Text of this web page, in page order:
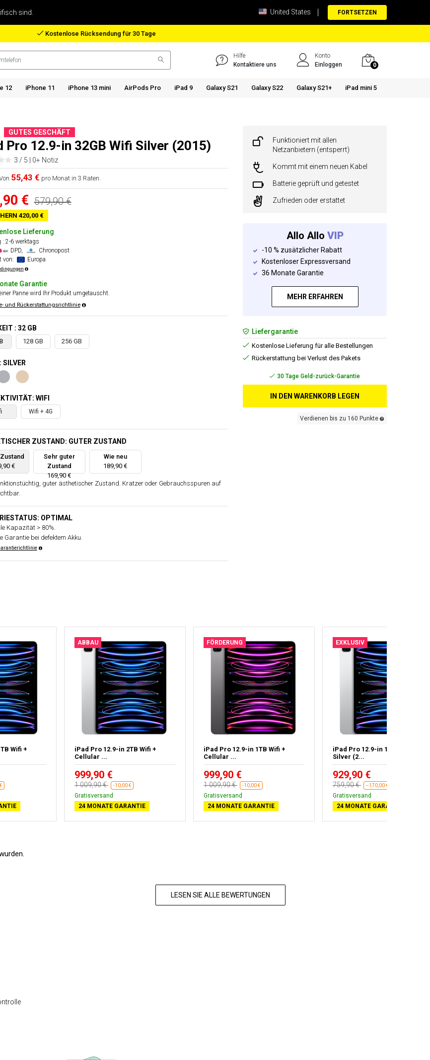
sind. United States FORTSETZEN
Rückerstattung bei verlorenem Paket
Hilfe
Kontaktiere uns
Konto
Einloggen
0
12 iPhone 11 iPhone 13 mini AirPods Pro iPad 9 Galaxy S21 Galaxy S22 Galaxy S21+ iPad mini 5
GUTES GESCHÄFT
Pro 12.9-in 32GB Wifi Silver (2015)
3 / 5 | 0+ Notiz
55,43 € pro Monat in 3 Raten.
€ 579,90 €
420,00 €
Lieferung
: 2-6 werktags
DPD,
Chronopost
von:
Europa
Garantie
Panne wird Ihr Produkt umgetauscht.
und Rückerstattungsrichtlinie
: 32 GB
128 GB 256 GB
SILVER
WIFI
Wifi + 4G
ZUSTAND: GUTER ZUSTAND
€
Sehr guter
Zustand
169,90 €
Wie neu
189,90 €
guter ästhetischer Zustand. Kratzer oder Gebrauchsspuren auf
OPTIMAL
Kapazität > 80%.
Garantie bei defektem Akku.
Funktioniert mit allen
Netzanbietern (entsperrt)
Kommt mit einem neuen Kabel
Batterie geprüft und getestet
Zufrieden oder erstattet
Allo Allo VIP
-10 % zusätzlicher Rabatt
Kostenloser Expressversand
36 Monate Garantie
MEHR ERFAHREN
Liefergarantie
Kostenlose Lieferung für alle Bestellungen
Rückerstattung bei Verlust des Pakets
Gratisversand
IN DEN WARENKORB LEGEN
Verdienen bis zu 160 Punkte
Wifi +
ABBAU
iPad Pro 12.9-in 2TB Wifi +
Cellular ...
999,90 €
1 009,90 € -10,00 €
Gratisversand
24 MONATE GARANTIE
FÖRDERUNG
iPad Pro 12.9-in 1TB Wifi +
Cellular ...
999,90 €
1 009,90 € -10,00 €
Gratisversand
24 MONATE GARANTIE
EXKLUSIV
iPad Pro 12.9-in 128GB Wifi
Silver (2...
929,90 €
759,90 € --170,00 €
Gratisversand
24 MONATE GARANTIE
LESEN SIE ALLE BEWERTUNGEN